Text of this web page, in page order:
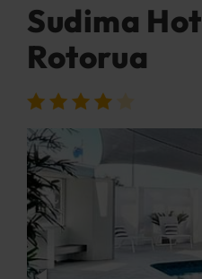
Sudima
Rotorua